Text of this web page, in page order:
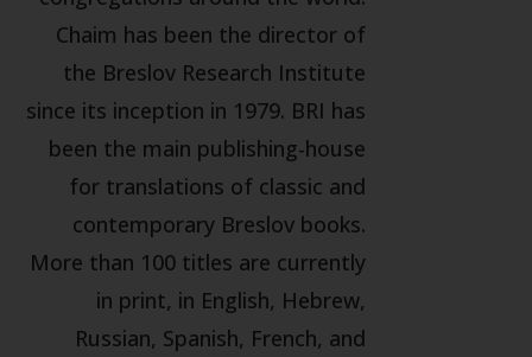
Chaim has been the director of
the Breslov Research Institute
since its inception in 1979. BRI has
been the main publishing-house
for translations of classic and
contemporary Breslov books.
More than 100 titles are currently
in print, in English, Hebrew,
Russian, Spanish, French, and